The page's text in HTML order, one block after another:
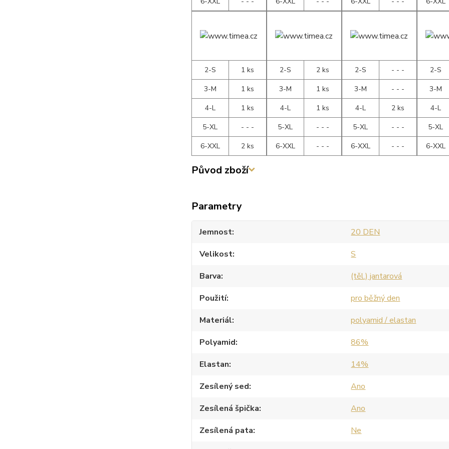
2-S
1 ks
3-M
1 ks
4-L
1 ks
5-XL
- - -
6-XXL
2 ks
2-S
2 ks
3-M
1 ks
4-L
1 ks
5-XL
- - -
6-XXL
- - -
2-S
- - -
3-M
- - -
4-L
2 ks
5-XL
- - -
6-XXL
- - -
2-S
3-M
4-L
5-XL
6-XXL
Původ zboží
Parametry
Jemnost
20 DEN
Velikost
S
Barva
(těl.) jantarová
Použití
pro běžný den
Materiál
polyamid / elastan
Polyamid
86%
Elastan
14%
Zesílený sed
Ano
Zesílená špička
Ano
Zesílená pata
Ne